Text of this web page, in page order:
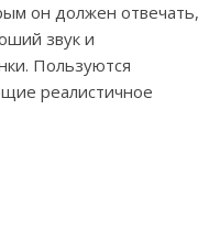
он должен отвечать,
звук и
Пользуются
реалистичное